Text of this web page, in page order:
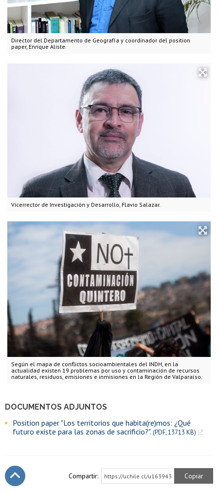
Director del Departamento de Geografía y coordinador del position
paper, Enrique Aliste.
Vicerrector de Investigación y Desarrollo, Flavio Salazar.
Según el mapa de conflictos socioambientales del INDH, en la
actualidad existen 19 problemas por uso y contaminación de recursos
naturales, residuos, emisiones e inmisiones en la Región de Valparaíso.
DOCUMENTOS ADJUNTOS
Position paper "Los territorios que habita(re)mos: ¿Qué
futuro existe para las zonas de sacrificio?". (PDF, 13713 KB)
Compartir: https://uchile.cl/u163943 Copiar